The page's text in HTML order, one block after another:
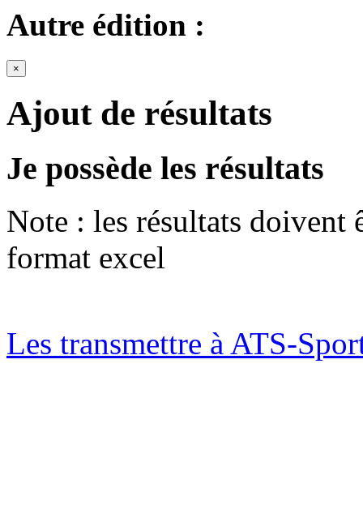
Autre édition :
×
Ajout de résultats
Je possède les résultats
Note : les résultats doivent
format excel
Les transmettre à ATS-